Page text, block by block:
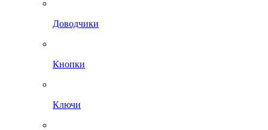
Доводчики
Кнопки
Ключи